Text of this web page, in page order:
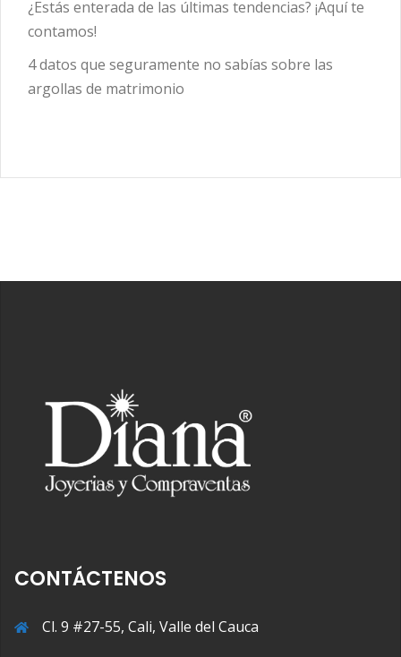
¿Estás enterada de las últimas tendencias? ¡Aquí te
contamos!
4 datos que seguramente no sabías sobre las
argollas de matrimonio
CONTÁCTENOS
Cl. 9 #27-55, Cali, Valle del Cauca